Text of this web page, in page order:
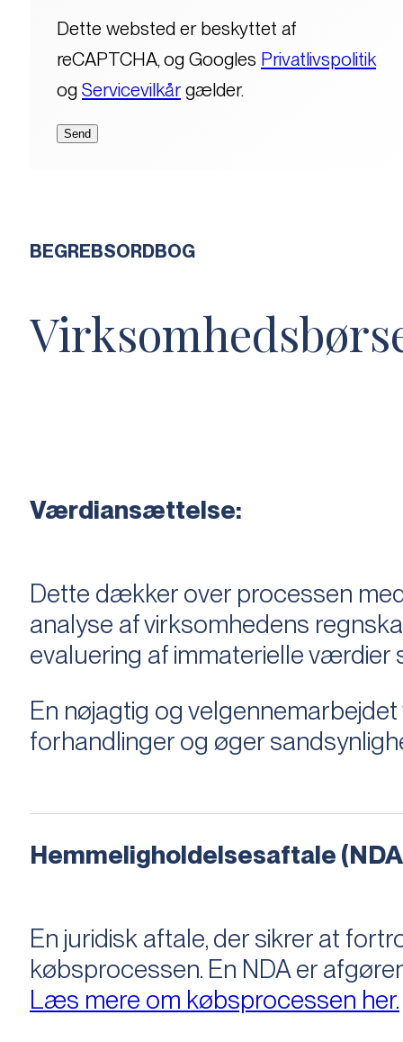
Dette websted er beskyttet af
reCAPTCHA, og Googles Privatlivspolitik
og Servicevilkårgælder.
BEGREBSORDBOG
Værdiansættelse:
Dette dækker over processen
analyse af virksomhedens
evaluering af immaterielle
En nøjagtig og
forhandlinger og øger
Hemmeligholdelsesaftale
En juridisk aftale, der sikrer at
købsprocessen​​. En NDA er
Læs mere om købsprocessen her.